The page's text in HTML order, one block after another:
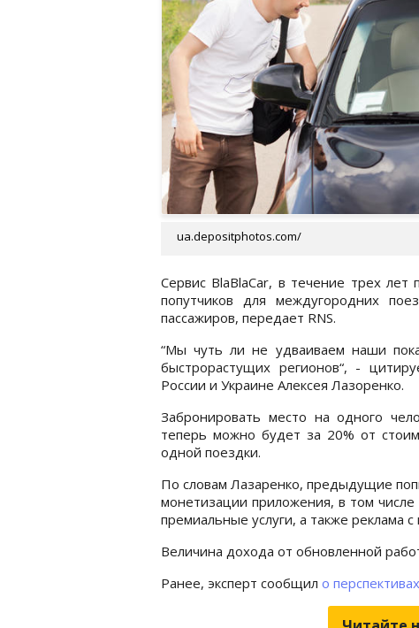
ua.depositphotos.com/
Сервис BlaBlaCar, в течение трех лет
попутчиков для междугородних
пассажиров, передает RNS.
“Мы чуть ли не удваиваем наши
быстрорастущих регионов“, -
России и Украине Алексея Лазоренко.
Забронировать место на одного
теперь можно будет за 20% от
одной поездки.
По словам Лазаренко, предыдущие
монетизации приложения, в том
премиальные услуги, а также реклама
Величина дохода от обновленной
Ранее, эксперт сообщил о